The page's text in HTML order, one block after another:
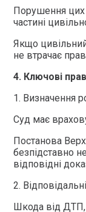
Порушення цих
частині
Якщо
не втрачає
4. Ключові
1. Визначення
Суд має
Постанова
безпідставно
відповідні
2.
Шкода від ДТП,